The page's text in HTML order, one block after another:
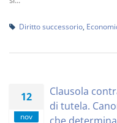
Diritto successorio
12
nov
Clausola
di tutela.